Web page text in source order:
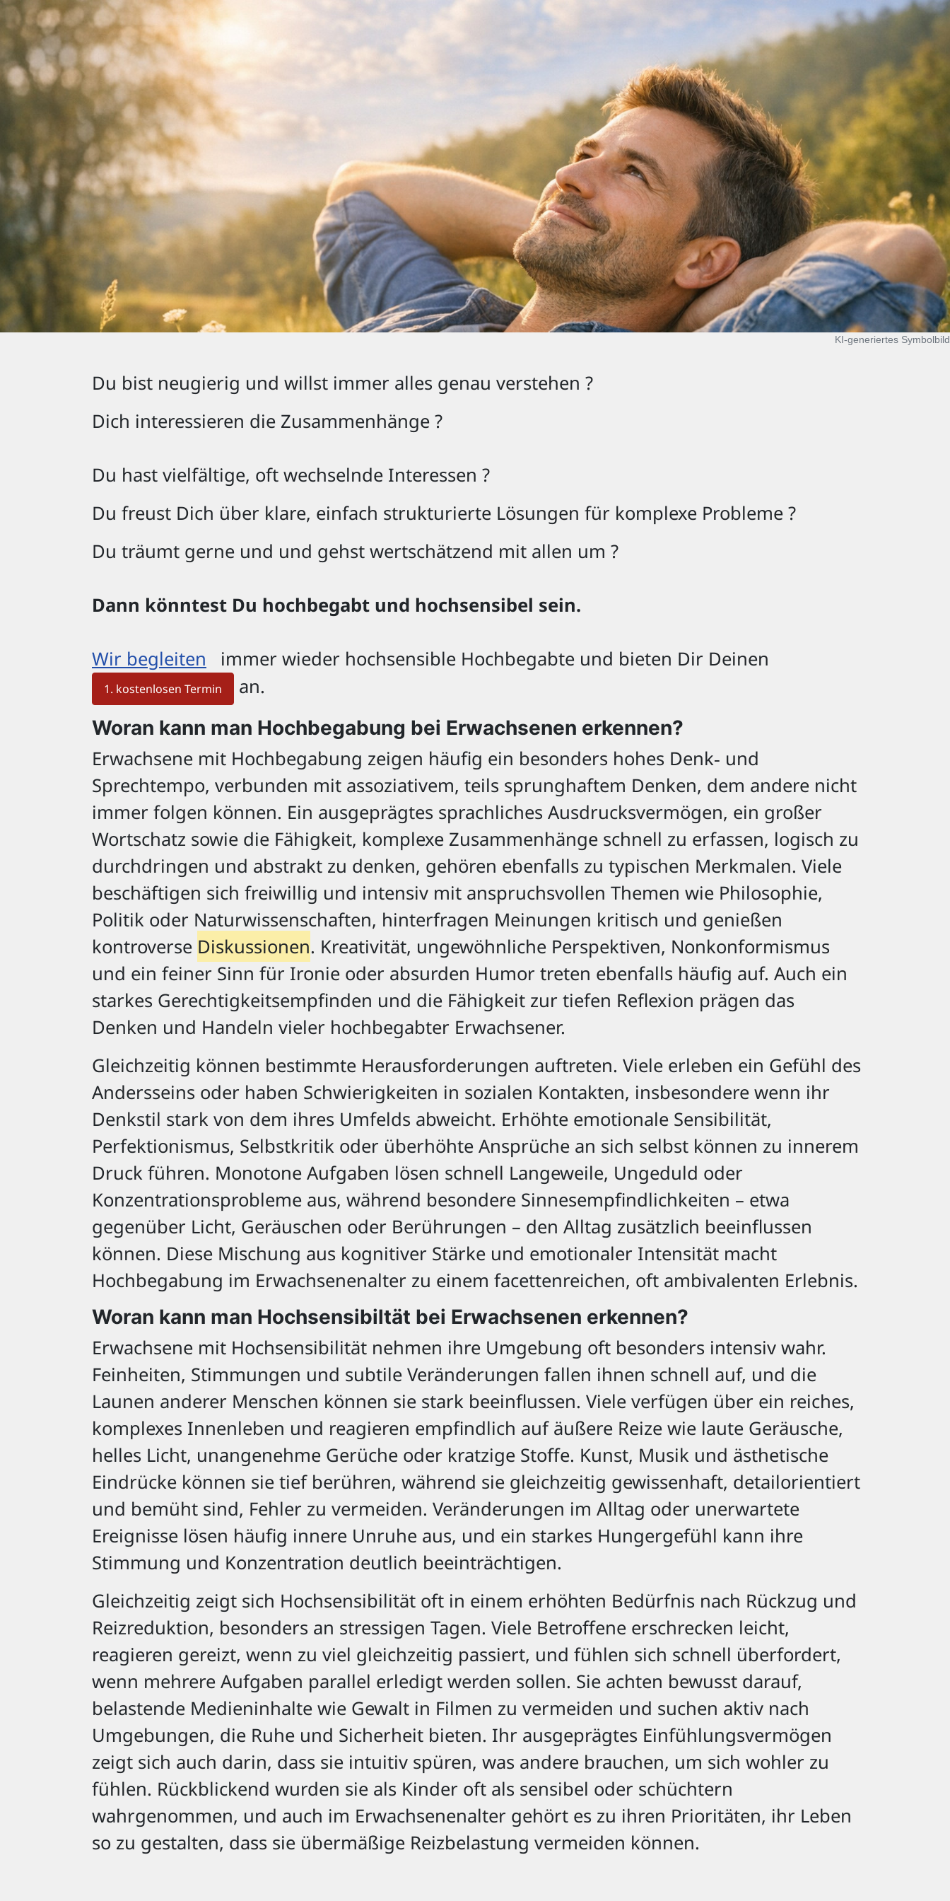
KI‑generiertes Symbolbild
Du bist neugierig und willst immer alles genau verstehen ?
Dich interessieren die Zusammenhänge ?
Du hast vielfältige, oft wechselnde Interessen ?
Du freust Dich über klare, einfach strukturierte Lösungen für komplexe Probleme ?
Du träumt gerne und und gehst wertschätzend mit allen um ?
Dann könntest Du hochbegabt und hochsensibel sein.
Wir begleiten immer wieder hochsensible Hochbegabte und bieten Dir Deinen
1. kostenlosen Termin an.
Woran kann man Hochbegabung bei Erwachsenen erkennen?
Erwachsene mit Hochbegabung zeigen häufig ein besonders hohes Denk‑ und
Sprechtempo, verbunden mit assoziativem, teils sprunghaftem Denken, dem andere nicht
immer folgen können. Ein ausgeprägtes sprachliches Ausdrucksvermögen, ein großer
Wortschatz sowie die Fähigkeit, komplexe Zusammenhänge schnell zu erfassen, logisch zu
durchdringen und abstrakt zu denken, gehören ebenfalls zu typischen Merkmalen. Viele
beschäftigen sich freiwillig und intensiv mit anspruchsvollen Themen wie Philosophie,
Politik oder Naturwissenschaften, hinterfragen Meinungen kritisch und genießen
kontroverse Diskussionen. Kreativität, ungewöhnliche Perspektiven, Nonkonformismus
und ein feiner Sinn für Ironie oder absurden Humor treten ebenfalls häufig auf. Auch ein
starkes Gerechtigkeitsempfinden und die Fähigkeit zur tiefen Reflexion prägen das
Denken und Handeln vieler hochbegabter Erwachsener.
Gleichzeitig können bestimmte Herausforderungen auftreten. Viele erleben ein Gefühl des
Andersseins oder haben Schwierigkeiten in sozialen Kontakten, insbesondere wenn ihr
Denkstil stark von dem ihres Umfelds abweicht. Erhöhte emotionale Sensibilität,
Perfektionismus, Selbstkritik oder überhöhte Ansprüche an sich selbst können zu innerem
Druck führen. Monotone Aufgaben lösen schnell Langeweile, Ungeduld oder
Konzentrationsprobleme aus, während besondere Sinnesempfindlichkeiten – etwa
gegenüber Licht, Geräuschen oder Berührungen – den Alltag zusätzlich beeinflussen
können. Diese Mischung aus kognitiver Stärke und emotionaler Intensität macht
Hochbegabung im Erwachsenenalter zu einem facettenreichen, oft ambivalenten Erlebnis.
Woran kann man Hochsensibiltät bei Erwachsenen erkennen?
Erwachsene mit Hochsensibilität nehmen ihre Umgebung oft besonders intensiv wahr.
Feinheiten, Stimmungen und subtile Veränderungen fallen ihnen schnell auf, und die
Launen anderer Menschen können sie stark beeinflussen. Viele verfügen über ein reiches,
komplexes Innenleben und reagieren empfindlich auf äußere Reize wie laute Geräusche,
helles Licht, unangenehme Gerüche oder kratzige Stoffe. Kunst, Musik und ästhetische
Eindrücke können sie tief berühren, während sie gleichzeitig gewissenhaft, detailorientiert
und bemüht sind, Fehler zu vermeiden. Veränderungen im Alltag oder unerwartete
Ereignisse lösen häufig innere Unruhe aus, und ein starkes Hungergefühl kann ihre
Stimmung und Konzentration deutlich beeinträchtigen.
Gleichzeitig zeigt sich Hochsensibilität oft in einem erhöhten Bedürfnis nach Rückzug und
Reizreduktion, besonders an stressigen Tagen. Viele Betroffene erschrecken leicht,
reagieren gereizt, wenn zu viel gleichzeitig passiert, und fühlen sich schnell überfordert,
wenn mehrere Aufgaben parallel erledigt werden sollen. Sie achten bewusst darauf,
belastende Medieninhalte wie Gewalt in Filmen zu vermeiden und suchen aktiv nach
Umgebungen, die Ruhe und Sicherheit bieten. Ihr ausgeprägtes Einfühlungsvermögen
zeigt sich auch darin, dass sie intuitiv spüren, was andere brauchen, um sich wohler zu
fühlen. Rückblickend wurden sie als Kinder oft als sensibel oder schüchtern
wahrgenommen, und auch im Erwachsenenalter gehört es zu ihren Prioritäten, ihr Leben
so zu gestalten, dass sie übermäßige Reizbelastung vermeiden können.